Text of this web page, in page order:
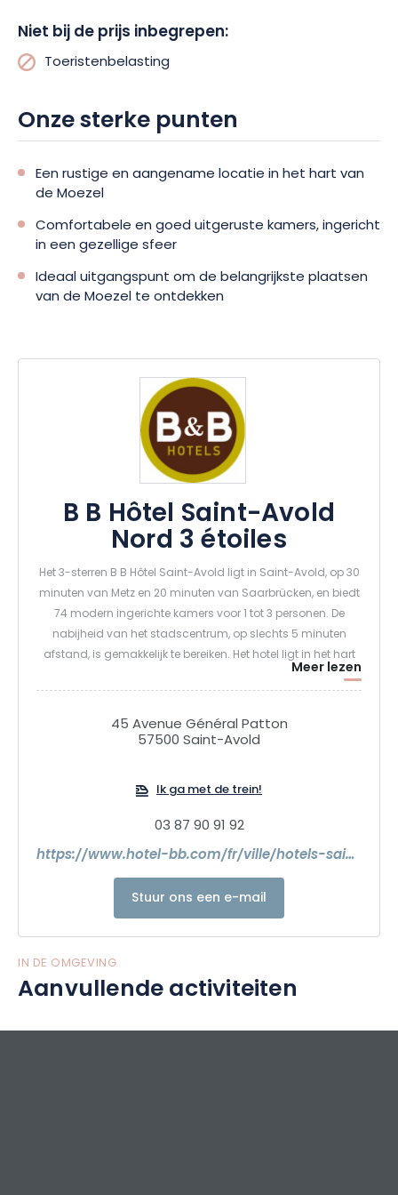
Niet bij de prijs inbegrepen:
Toeristenbelasting
Onze sterke punten
Een rustige en aangename locatie in het hart van
de Moezel
Comfortabele en goed uitgeruste kamers, ingericht
in een gezellige sfeer
Ideaal uitgangspunt om de belangrijkste plaatsen
van de Moezel te ontdekken
B B Hôtel Saint-Avold
Nord 3 étoiles
Het 3-sterren B B Hôtel Saint-Avold ligt in Saint-Avold, op 30
minuten van Metz en 20 minuten van Saarbrücken, en biedt
74 modern ingerichte kamers voor 1 tot 3 personen. De
nabijheid van het stadscentrum, op slechts 5 minuten
afstand, is gemakkelijk te bereiken. Het hotel ligt in het hart
van de zakencentra van de regio 3 grenzen (Duitsland,
Luxemburg, Frankrijk). U kunt optimaal gebruikmaken van
de 65 m² grote seminarruimte van het hotel. Ontspan in de
loungebar met een goede wijn of geniet van een maaltijd
Meer lezen
45 Avenue Général Patton
57500 Saint-Avold
Ik ga met de trein!
03 87 90 91 92
https://www.hotel-bb.com/fr/ville/hotels-saint-avold
Stuur ons een e-mail
IN DE OMGEVING
Aanvullende activiteiten